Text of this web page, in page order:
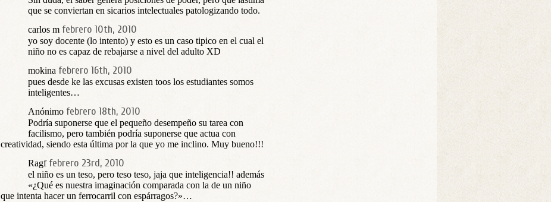
que se conviertan en sicarios intelectuales patologizando todo.
carlos m febrero 10th, 2010
yo soy docente (lo intento) y esto es un caso tipico en el cual el
niño no es capaz de rebajarse a nivel del adulto XD
mokina febrero 16th, 2010
pues desde ke las excusas existen toos los estudiantes somos
inteligentes…
Anónimo febrero 18th, 2010
Podría suponerse que el pequeño desempeño su tarea con
facilismo, pero también podría suponerse que actua con
creatividad, siendo esta última por la que yo me inclino. Muy bueno!!!
Ragf febrero 23rd, 2010
el niño es un teso, pero teso teso, jaja que inteligencia!! además
«¿Qué es nuestra imaginación comparada con la de un niño
que intenta hacer un ferrocarril con espárragos?»…